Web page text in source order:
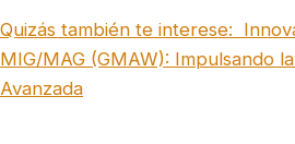
Quizás también te interese:
MIG/MAG (GMAW): Impulsando
Avanzada